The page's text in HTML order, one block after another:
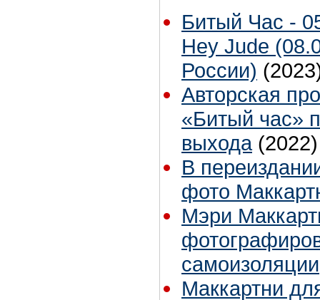
Битый Час -
Hey Jude
России)
Авторская
«Битый час»
выхода (2022)
В
фото
Мэри
самоизоляции
Маккартни